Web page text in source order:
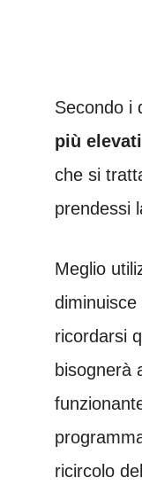
Secondo i
più elevati
che si
prendessi
Meglio
diminuisce
ricordarsi
bisognerà
ricircolo